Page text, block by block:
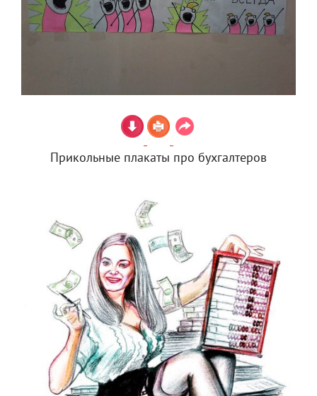
Прикольные плакаты про бухгалтеров